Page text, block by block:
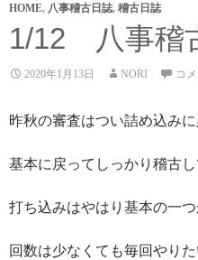
ン
ツ
へ
プ
HOME, 八事稽古日誌, 稽古日誌
1/12 八事稽
2020年1月13日 NORI コ
昨秋の審査はつい詰め込み
基本に戻ってしっかり稽古
打ち込みはやはり基本の一
回数は少なくても毎回やりた